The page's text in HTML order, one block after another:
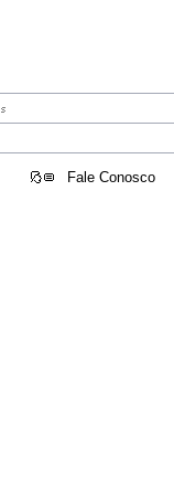
Fale Conosco